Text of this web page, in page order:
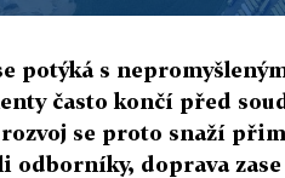
potýká s
často končí před
se proto snaží
odborníky, doprava